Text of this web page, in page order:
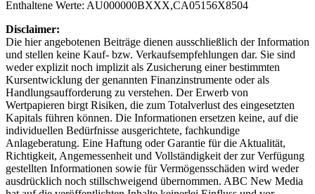
Enthaltene Werte: AU000000BXXX,CA05156X8504
Disclaimer:
Die hier angebotenen Beiträge dienen ausschließlich der Information
und stellen keine Kauf- bzw. Verkaufsempfehlungen dar. Sie sind
weder explizit noch implizit als Zusicherung einer bestimmten
Kursentwicklung der genannten Finanzinstrumente oder als
Handlungsaufforderung zu verstehen. Der Erwerb von
Wertpapieren birgt Risiken, die zum Totalverlust des eingesetzten
Kapitals führen können. Die Informationen ersetzen keine, auf die
individuellen Bedürfnisse ausgerichtete, fachkundige
Anlageberatung. Eine Haftung oder Garantie für die Aktualität,
Richtigkeit, Angemessenheit und Vollständigkeit der zur Verfügung
gestellten Informationen sowie für Vermögensschäden wird weder
ausdrücklich noch stillschweigend übernommen. ABC New Media